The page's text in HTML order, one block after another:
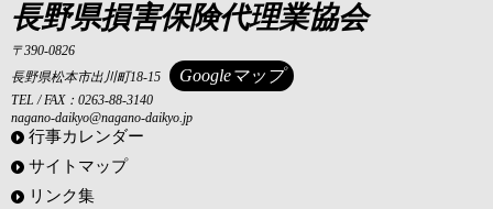
長野県損害保険代理業協会
〒390-0826
長野県松本市出川町18-15
Googleマップ
TEL / FAX：0263-88-3140
nagano-daikyo@nagano-daikyo.jp
行事カレンダー
サイトマップ
リンク集